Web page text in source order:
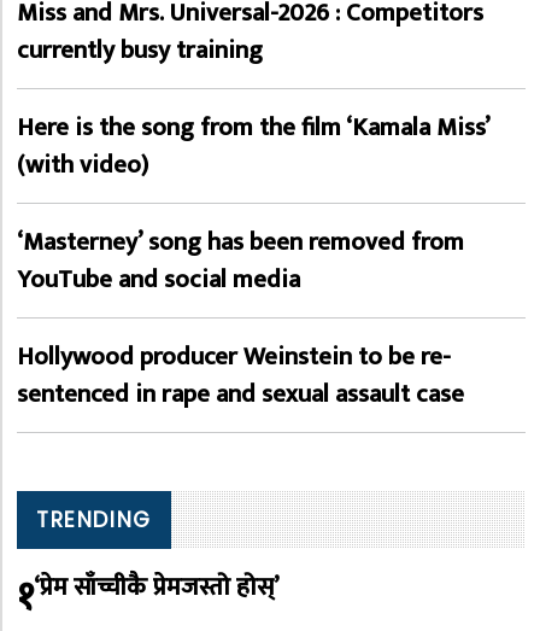
Miss and Mrs. Universal-2026 : Competitors
currently busy training
Here is the song from the film ‘Kamala Miss’
(with video)
‘Masterney’ song has been removed from
YouTube and social media
Hollywood producer Weinstein to be re-
sentenced in rape and sexual assault case
TRENDING
१‘प्रेम साँच्चीकै प्रेमजस्तो होस्’